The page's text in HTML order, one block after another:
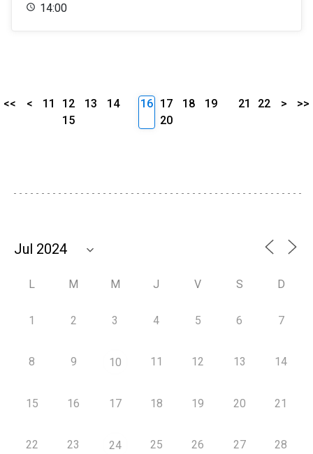
14:00
<< < 11 12 13
14
15
16 17 18
19
20
21 22 > >>
L M M J V S D
1 2 3 4 5 6 7
8 9 10 11 12 13 14
15 16 17 18 19 20 21
22 23 24 25 26 27 28